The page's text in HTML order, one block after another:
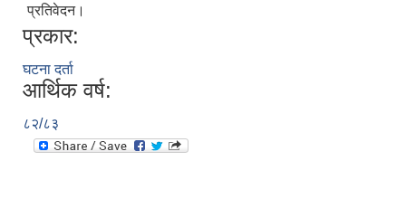
प्रतिवेदन।
प्रकार:
घटना दर्ता
आर्थिक वर्ष:
८२/८३